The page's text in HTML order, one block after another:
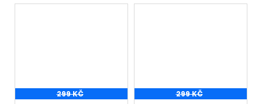
299 KČ 299 KČ